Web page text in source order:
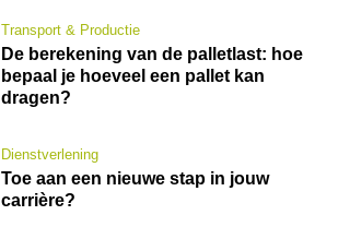
Transport & Productie
De berekening van de palletlast: hoe
bepaal je hoeveel een pallet kan
dragen?
Dienstverlening
Toe aan een nieuwe stap in jouw
carrière?